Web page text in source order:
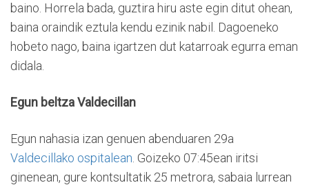
baino. Horrela bada, guztira hiru aste egin ditut ohean,
baina oraindik eztula kendu ezinik nabil. Dagoeneko
hobeto nago, baina igartzen dut katarroak egurra eman
didala.
Egun beltza Valdecillan
Egun nahasia izan genuen abenduaren 29a
Valdecillako ospitalean . Goizeko 07:45ean iritsi
ginenean, gure kontsultatik 25 metrora, sabaia lurrean